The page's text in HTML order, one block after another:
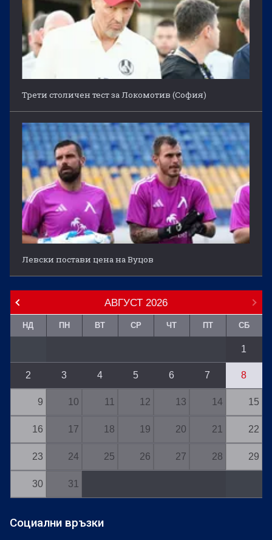
Трети столичен тест за Локомотив (София)
Левски постави цена на Вуцов
АВГУСТ 2026
НД ПН ВТ СР ЧТ ПТ СБ
1
2 3 4 5 6 7 8
9 10 11 12 13 14 15
16 17 18 19 20 21 22
23 24 25 26 27 28 29
30 31
Социални връзки